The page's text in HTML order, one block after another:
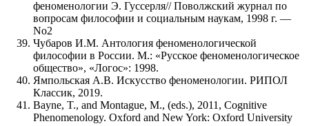
феноменологии Э. Гуссерля// Поволжский журнал по
вопросам философии и социальным наукам, 1998 г. —
No2
Чубаров И.М. Антология феноменологической
философии в России. М.: «Русское феноменологическое
общество», «Логос»: 1998.
Ямпольская А.В. Искусство феноменологии. РИПОЛ
Классик, 2019.
Bayne, T., and Montague, M., (eds.), 2011, Cognitive
Phenomenology. Oxford and New York: Oxford University